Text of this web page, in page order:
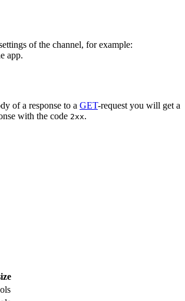
of the channel, for example:
app.
of a response to a GET-request you will get a
with the code 2xx.